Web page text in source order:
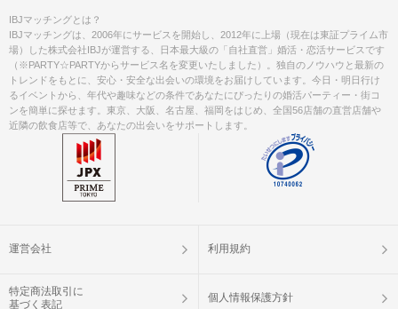
IBJマッチングとは？
IBJマッチングは、2006年にサービスを開始し、2012年に上場（現在は東証プライム市
場）した株式会社IBJが運営する、日本最大級の「自社直営」婚活・恋活サービスです
（※PARTY☆PARTYからサービス名を変更いたしました）。独自のノウハウと最新の
トレンドをもとに、安心・安全な出会いの環境をお届けしています。今日・明日行け
るイベントから、年代や趣味などの条件であなたにぴったりの婚活パーティー・街コ
ンを簡単に探せます。東京、大阪、名古屋、福岡をはじめ、全国56店舗の直営店舗や
近隣の飲食店等で、あなたの出会いをサポートします。
運営会社 利用規約
特定商法取引に
基づく表記
個人情報保護方針